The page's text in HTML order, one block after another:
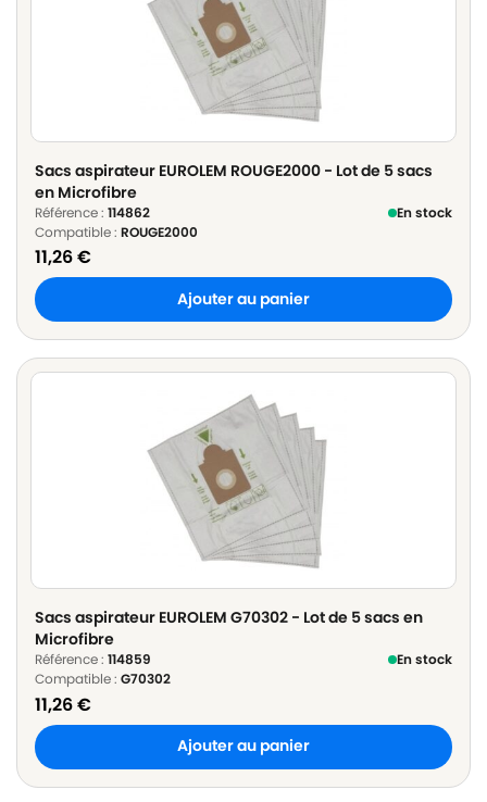
Sacs aspirateur EUROLEM ROUGE2000 - Lot de 5 sacs
en Microfibre
Référence : 114862
En stock
Compatible : ROUGE2000
11,26€
Ajouter au panier
Sacs aspirateur EUROLEM G70302 - Lot de 5 sacs en
Microfibre
Référence : 114859
En stock
Compatible : G70302
11,26€
Ajouter au panier